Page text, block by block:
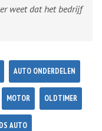
weet dat het bedrijf
AUTO ONDERDELEN
MOTOR OLDTIMER
AUTO